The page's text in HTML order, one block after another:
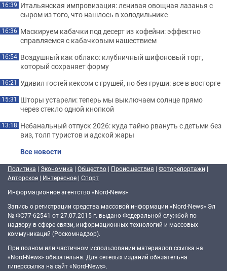
16:39 Итальянская импровизация: ленивая овощная лазанья с
сыром из того, что нашлось в холодильнике
16:36 Маскируем кабачки под десерт из кофейни: эффектно
справляемся с кабачковым нашествием
16:54 Воздушный как облако: клубничный шифоновый торт,
который сохраняет форму
16:21 Удивил гостей кексом с грушей, но без груши: все в восторге
15:31 Шторы устарели: теперь мы выключаем солнце прямо
через стекло одной кнопкой
13:18 Небанальный отпуск 2026: куда тайно рвануть с детьми без
виз, толп туристов и адской жары
Все новости
Политика | Экономика | Общество | Происшествия | Фоторепортажи |
Авторское | Интересное | Спорт
Информационное агентство «Nord-News»
Запись о регистрации средства массовой информации «Nord-News» Эл
№ ФС77-62541 от 27.07.2015 г. выдано Федеральной службой по
надзору в сфере связи, информационных технологий и массовых
коммуникаций (Роскомнадзор).
При полном или частичном использовании материалов ссылка на
«Nord-News» обязательна. Для сетевых изданий обязательна
гиперссылка на сайт «Nord-News».